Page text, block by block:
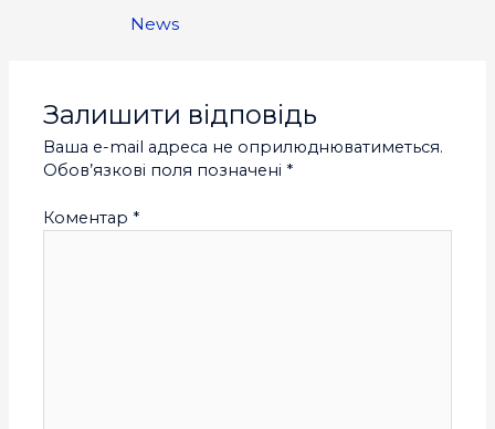
News
Залишити відповідь
Ваша e-mail адреса не оприлюднюватиметься.
Обов’язкові поля позначені *
Коментар *